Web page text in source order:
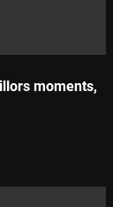
moments,